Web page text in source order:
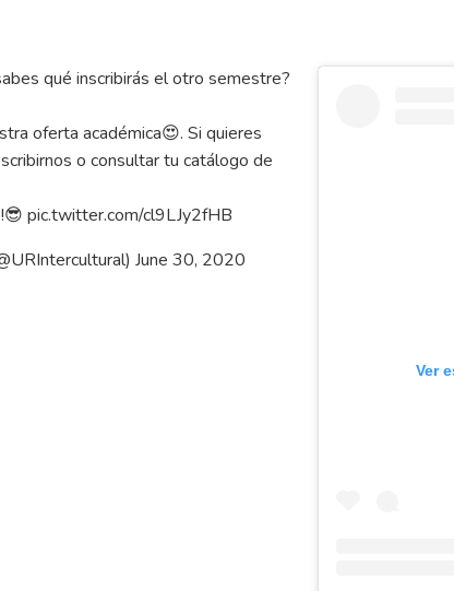
qué inscribirás el otro semestre?
oferta académica😍. Si quieres
o consultar tu catálogo de
pic.twitter.com/cl9LJy2fHB
June 30, 2020
Ver